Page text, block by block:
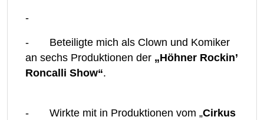
-
- Beteiligte mich als Clown und Komiker
an sechs Produktionen der „Höhner Rockin’
Roncalli Show“.
- Wirkte mit in Produktionen vom „Cirkus